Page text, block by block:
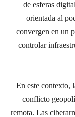
de esferas
orientada al
convergen en un
controlar
En este contexto,
conflicto
remota. Las